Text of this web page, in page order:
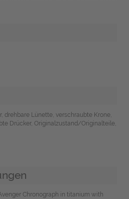
drehbare Lünette, verschraubte Krone,
Drücker, Originalzustand/Originalteile,
Chronograph in titanium with